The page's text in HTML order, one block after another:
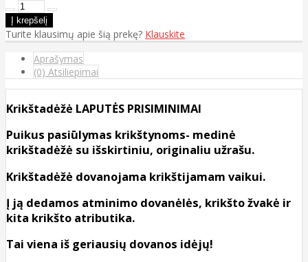
Turite klausimų apie šią prekę? Klauskite
Aprašymas
(0) Atsiliepimai
Krikštadėžė LAPUTĖS PRISIMINIMAI
Puikus pasiūlymas krikštynoms- medinė
krikštadėžė su išskirtiniu, originaliu užrašu.
Krikštadėžė dovanojama krikštijamam vaikui.
Į ją dedamos atminimo dovanėlės, krikšto žvakė ir
kita krikšto atributika.
Tai viena iš geriausių dovanos idėjų!